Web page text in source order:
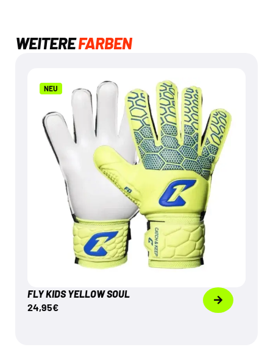
WEITEREFARBEN
NEU
FLY KIDS YELLOW SOUL
24,95€
FLY KIDS YELLOW SOUL
24,95
€
Mehr dazu